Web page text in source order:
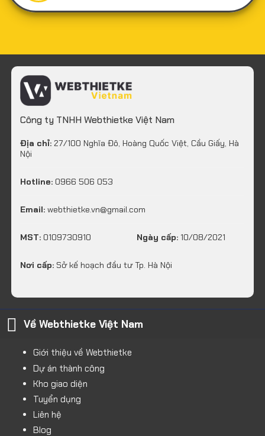
Công ty TNHH Webthietke Việt Nam
Địa chỉ: 27/100 Nghĩa Đô, Hoàng Quốc Việt, Cầu Giấy, Hà
Nội
Hotline: 0966 506 053
Email: webthietke.vn@gmail.com
MST: 0109730910 Ngày cấp: 10/08/2021
Nơi cấp: Sở kế hoạch đầu tư Tp. Hà Nội
Về Webthietke Việt Nam
Giới thiệu về Webthietke
Dự án thành công
Kho giao diện
Tuyển dụng
Liên hệ
Blog